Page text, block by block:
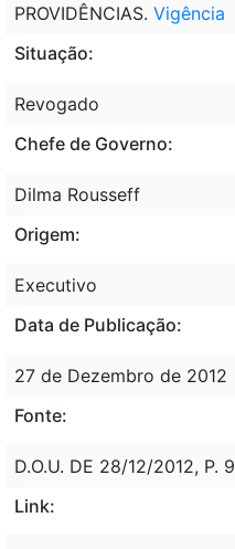
PROVIDÊNCIAS. Vigência
Situação:
Revogado
Chefe de Governo:
Dilma Rousseff
Origem:
Executivo
Data de Publicação:
27 de Dezembro de 2012
Fonte:
D.O.U. DE 28/12/2012, P. 9
Link: